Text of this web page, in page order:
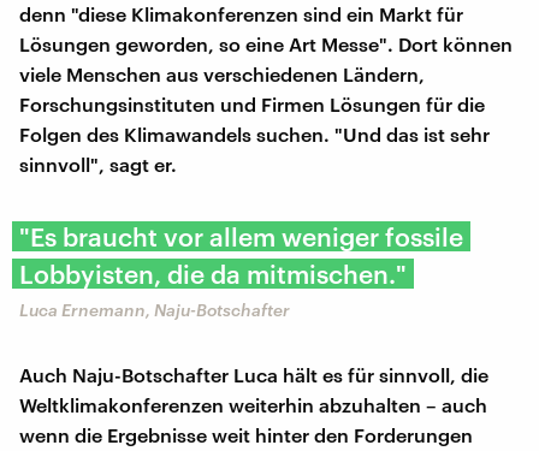
denn "diese Klimakonferenzen sind ein Markt für
Lösungen geworden, so eine Art Messe". Dort können
viele Menschen aus verschiedenen Ländern,
Forschungsinstituten und Firmen Lösungen für die
Folgen des Klimawandels suchen. "Und das ist sehr
sinnvoll", sagt er.
"Es braucht vor allem weniger fossile
Lobbyisten, die da mitmischen."
Luca Ernemann, Naju-Botschafter
Auch Naju-Botschafter Luca hält es für sinnvoll, die
Weltklimakonferenzen weiterhin abzuhalten – auch
wenn die Ergebnisse weit hinter den Forderungen